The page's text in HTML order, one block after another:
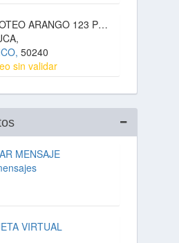
DOROTEO ARANGO 123 PRIMER PISO, EL CARMEN TOTOLTEPEC,
50240
sin validar
MENSAJE
VIRTUAL